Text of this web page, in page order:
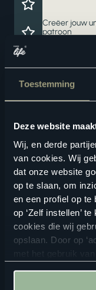
Toestemming
Deze website
Wij, en derde
van cookies. Wij
dat onze website
op te slaan, om
en een profiel op te
op ‘Zelf instellen’
cookies die wij
opslaan. Door op
Creëer jouw
patroon
Deze vloer
Een